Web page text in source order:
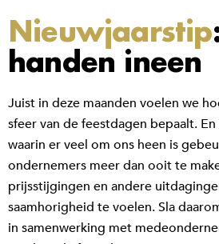
Nieuwjaarstip
handen ineen
Juist in deze maanden voelen we
sfeer van de feestdagen bepaalt.
waarin er veel om ons heen is
ondernemers meer dan ooit te
prijsstijgingen en andere
saamhorigheid te voelen. Sla
in samenwerking met